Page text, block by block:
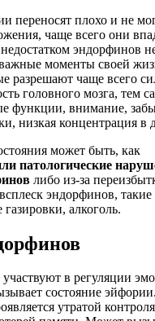
переносят плохо и не
чаще всего они
эндорфинов
важные моменты своей
разрешают чаще всего
головного мозга, тем
функции, внимание,
низкая концентрация в
может быть, как
патологические
либо из-за
эндорфинов, такие
алкоголь.
в регуляции
состояние
утратой